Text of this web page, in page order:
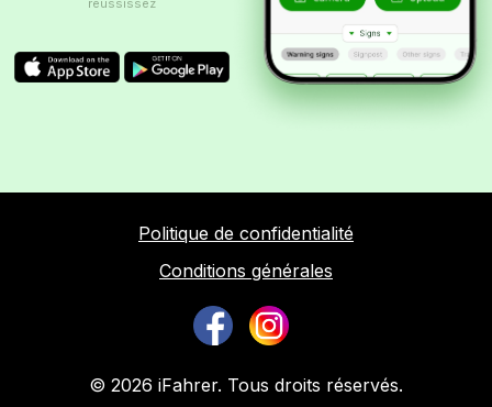
réussissez
Politique de confidentialité
Conditions générales
© 2026 iFahrer. Tous droits réservés.